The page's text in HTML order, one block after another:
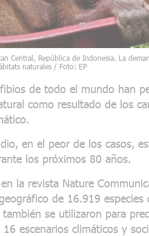
Central, República de Indonesia. La
naturales / Foto: EP
de todo el mundo han
como resultado de los
en el peor de los casos,
los próximos 80 años.
la revista Nature
de 16.919 especies
se utilizaron para
escenarios climáticos y